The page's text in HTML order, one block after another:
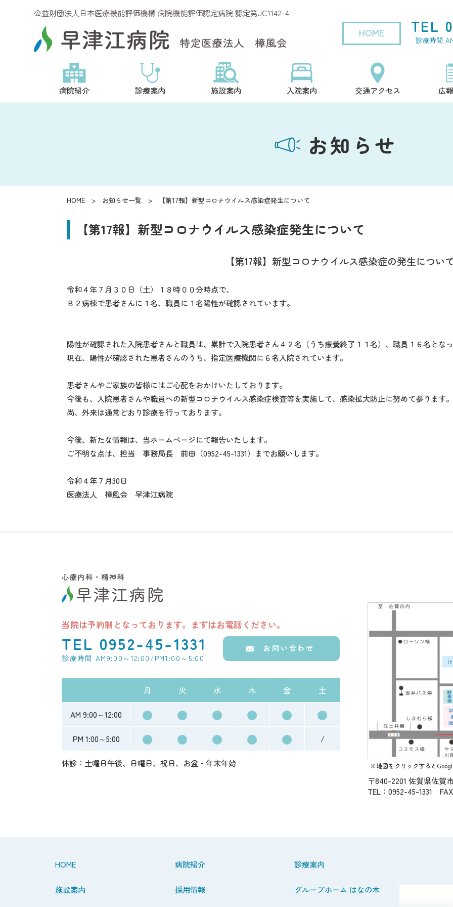
公益財団法人日本医療機能評価機構 病院機能評価認定病院 認定第JC1142-4
HOME TEL
診療時間
病院紹介 診療案内 施設案内 入院案内 交通アクセス 広
お知らせ
HOME > お知らせ一覧 > 【第17報】新型コロナウイルス感染症発生について
【第17報】新型コロナウイルス感染症発生について
【第17報】新型コロナウイルス感染症の発生について
令和４年７月３０日（土）１８時００分時点で、
Ｂ２病棟で患者さんに１名、職員に１名陽性が確認されています。
陽性が確認された入院患者さんと職員は、累計で入院患者さん４２名（うち療養終了１１名）、職員１６名となっ
現在、陽性が確認された患者さんのうち、指定医療機関に６名入院されています。
患者さんやご家族の皆様にはご心配をおかけいたしております。
今後も、入院患者さんや職員への新型コロナウイルス感染症検査等を実施して、感染拡大防止に努めて参ります。
尚、外来は通常どおり診療を行っております。
今後、新たな情報は、当ホームページにて報告いたします。
ご不明な点は、担当 事務局長 前田（0952-45-1331）までお願いします。
令和４年７月30日
医療法人 樟風会 早津江病院
当院は予約制となっております。 まずはお電話ください。
TEL 0952-45-1331
診療時間 AM9:00～12:00/PM1:00～5:00
お問い合わせ
月 火 水 木 金 土
AM 9:00～12:00 ● ● ● ● ● ●
PM 1:00～5:00 ● ● ● ● ● /
休診：土曜日午後、日曜日、祝日、お盆・年末年始 ※地図をクリックすると
〒840-2201 佐賀県佐賀
TEL：0952-45-1331
HOME 病院紹介 診療案内
施設案内 採用情報 グループホーム はなの木